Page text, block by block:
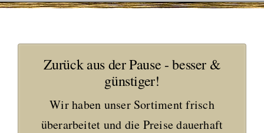
Zurück aus der Pause - besser &
günstiger!
Wir haben unser Sortiment frisch
überarbeitet und die Preise dauerhaft